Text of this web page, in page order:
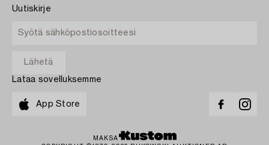
Uutiskirje
Lataa sovelluksemme
App Store
MAKSA